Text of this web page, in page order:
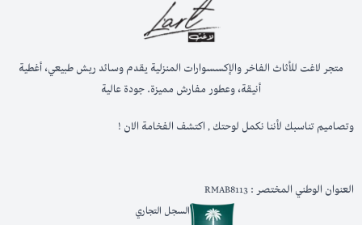
متجر لاغت للأثاث الفاخر والإكسسوارات المنزلية يقدم وسائد ريش طبيعي، أغطية
أنيقة، وعطور مفارش مميزة. جودة عالية
وتصاميم تناسبك لأننا نكمل لوحتك , اكتشف الفخامة الان !
العنوان الوطني المختصر : RMAB8113
السجل التجاري